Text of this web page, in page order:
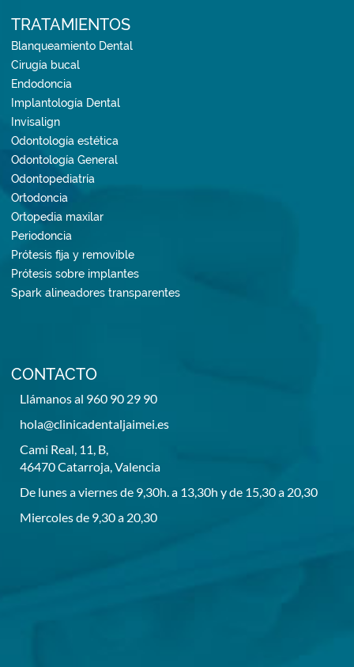
TRATAMIENTOS
Blanqueamiento Dental
Cirugía bucal
Endodoncia
Implantología Dental
Invisalign
Odontología estética
Odontología General
Odontopediatría
Ortodoncia
Ortopedia maxilar
Periodoncia
Prótesis fija y removible
Prótesis sobre implantes
Spark alineadores transparentes
CONTACTO
Llámanos al 960 90 29 90
hola@clinicadentaljaimei.es
Cami Real, 11, B,
46470 Catarroja, Valencia
De lunes a viernes de 9,30h. a 13,30h y de 15,30 a 20,30
Miercoles de 9,30 a 20,30